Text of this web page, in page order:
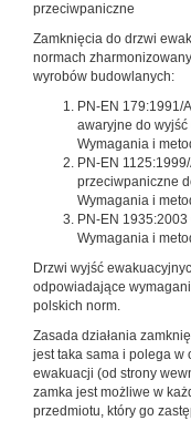
przeciwpaniczne
Zamknięcia do drzwi
normach
wyrobów budowlanych:
PN-EN 179:1991/
awaryjne do wyjść
Wymagania i
PN-EN
przeciwpaniczne
Wymagania i
PN-EN
Wymagania i
Drzwi wyjść
odpowiadające
polskich norm.
Zasada działania
jest taka sama i polega w
ewakuacji (od strony
zamka jest możliwe w
przedmiotu, który go